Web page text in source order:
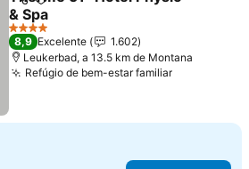
PartilharAdicionar aos favoritos
& Spa
Ver preços
4 Estrelas
8,9 Excelente
1.602
Leukerbad, a 13.5 km de Montana
Refúgio de bem-estar familiarVer preços